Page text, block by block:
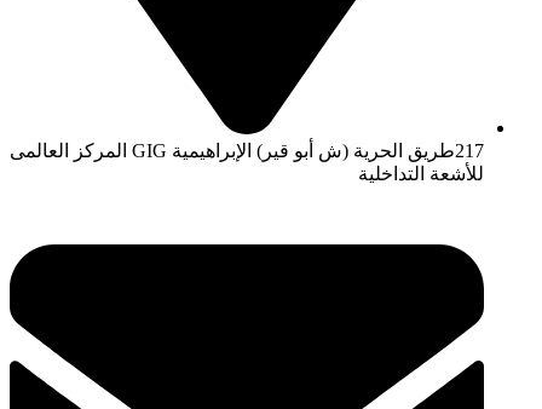
217طريق الحرية (ش أبو قير) الإبراهيمية GIG المركز العالمى
للأشعة التداخلية